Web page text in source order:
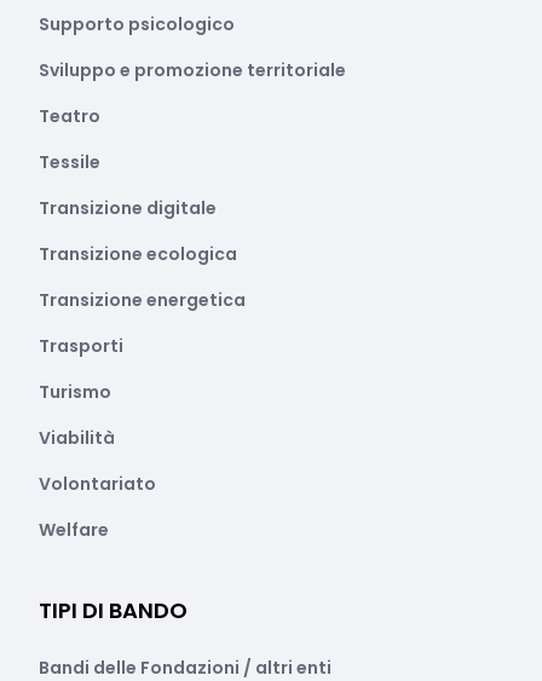
Supporto psicologico
Sviluppo e promozione territoriale
Teatro
Tessile
Transizione digitale
Transizione ecologica
Transizione energetica
Trasporti
Turismo
Viabilità
Volontariato
Welfare
TIPI DI BANDO
Bandi delle Fondazioni / altri enti